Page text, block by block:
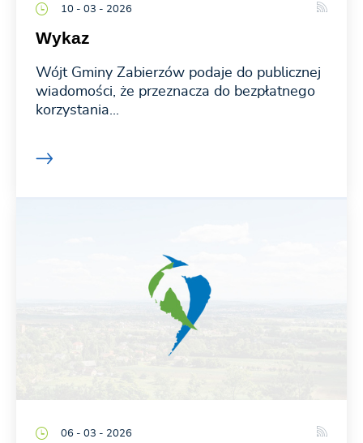
10 - 03 - 2026
Wykaz
Wójt Gminy Zabierzów podaje do publicznej
wiadomości, że przeznacza do bezpłatnego
korzystania...
06 - 03 - 2026